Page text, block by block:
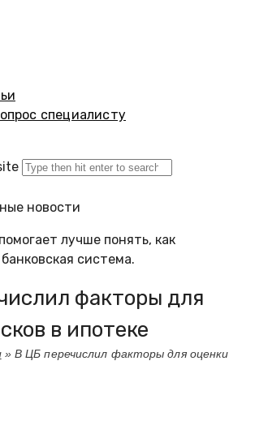
специалисту
новости
лучше понять, как
система.
факторы для
в ипотеке
» В ЦБ перечислил факторы для оценки